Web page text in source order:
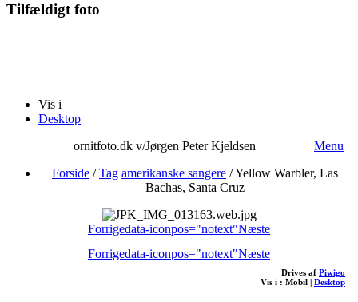
Tilfældigt foto
Vis i
Desktop
ornitfoto.dk v/Jørgen Peter Kjeldsen
Menu
Forside /Tag amerikanske sangere /Yellow Warbler, Las
Bachas, Santa Cruz
Forrigedata-iconpos="notext"Næste
Forrigedata-iconpos="notext"Næste
Drives af Piwigo
Vis i : Mobil | Desktop